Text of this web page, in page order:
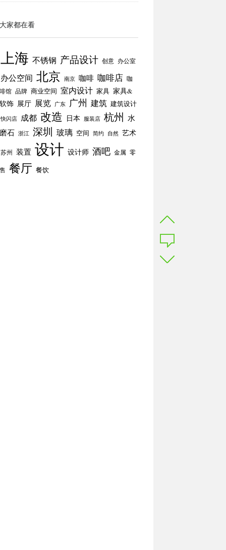
家都在看
上海 不锈钢 产品设计 创意 办公室
办公空间 北京 南京 咖啡 咖啡店 咖
馆 品牌 商业空间 室内设计 家具 家具&
饰 展厅 展览 广东 广州 建筑 建筑设计
快闪店 成都 改造 日本 服装店 杭州 水
石 浙江 深圳 玻璃 空间 简约 自然 艺术
苏州 装置 设计 设计师 酒吧 金属 零
餐厅 餐饮